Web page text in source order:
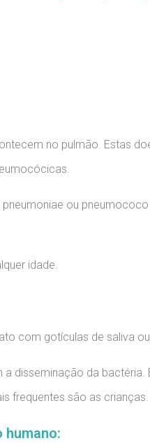
no pulmão. Estas
ou
idade.
com gotículas de saliva
disseminação da
frequentes são as crianças.
humano: